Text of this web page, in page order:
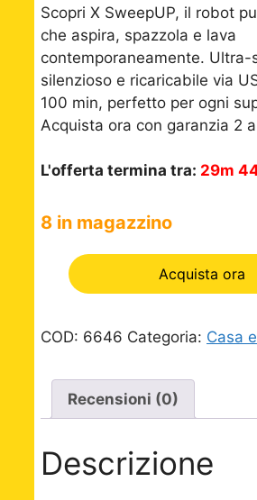
prezzo
originale
era:
159,99 €.
prezzo
attuale
è:
89,99 €.
Scopri X SweepUP, il robot
che aspira, spazzola e lava
contemporaneamente. Ultra-
silenzioso e ricaricabile via
100 min, perfetto per ogni
Acquista ora con garanzia 2
L'offerta termina tra: 29m
8 in magazzino
Acquista ora
COD: 6646 Categoria: Casa
Recensioni (0)
Descrizione